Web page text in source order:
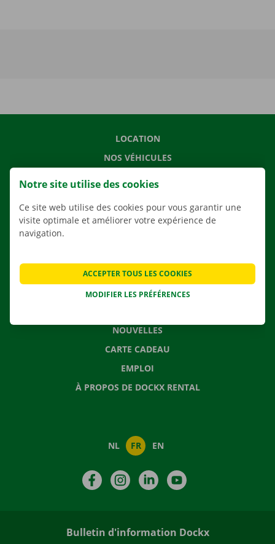
LOCATION
NOS VÉHICULES
APPLI
CONTACTEZ NOUS
NOUVELLES
CARTE CADEAU
EMPLOI
À PROPOS DE DOCKX RENTAL
NL FR EN
FacebookInstagramLinkedIn
Bulletin d'information Dockx
Notre site utilise des cookies
Ce site web utilise des cookies pour vous garantir une
visite optimale et améliorer votre expérience de
navigation.
MODIFIER LES PRÉFÉRENCES
ACCEPTER TOUS LES COOKIES